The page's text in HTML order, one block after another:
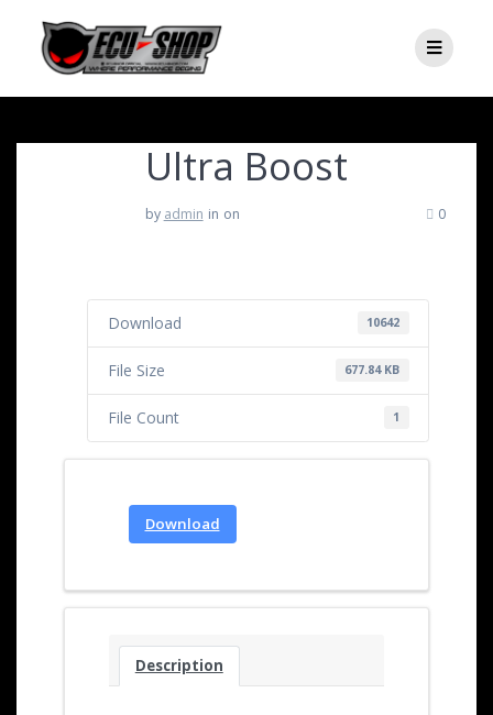
Ultra Boost
by admin in on 0
Download 10642
File Size 677.84 KB
File Count 1
Download
Description